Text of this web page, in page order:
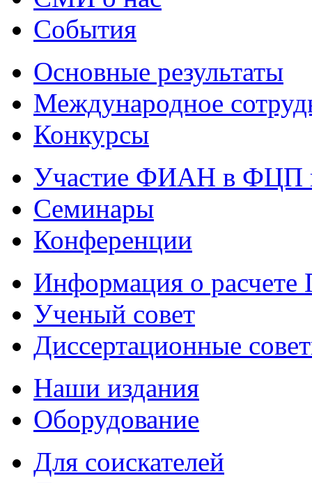
События
Основные результаты
Международное
Конкурсы
Участие ФИАН в ФЦП
Семинары
Конференции
Информация о
Ученый совет
Диссертационные
Наши издания
Оборудование
Для соискателей